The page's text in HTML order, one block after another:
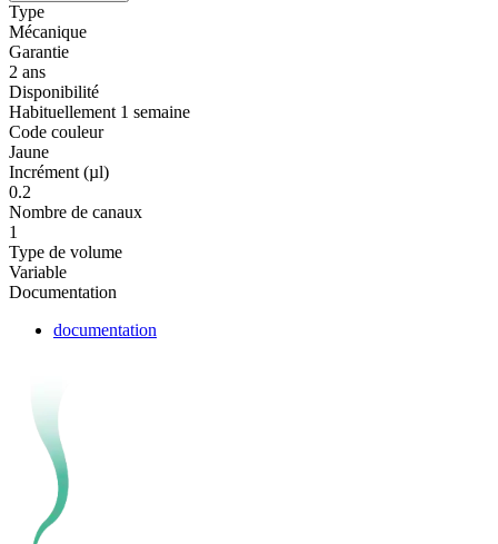
Type
Mécanique
Garantie
2 ans
Disponibilité
Habituellement 1 semaine
Code couleur
Jaune
Incrément (µl)
0.2
Nombre de canaux
1
Type de volume
Variable
Documentation
documentation